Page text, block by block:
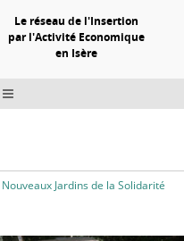
Le réseau de l'Insertion
par l'Activité Economique
en Isère
Nouveaux Jardins de la Solidarité